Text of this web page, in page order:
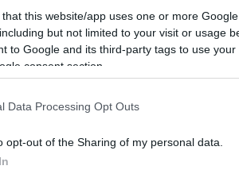
that this website/app uses one or more
but not limited to your visit or usage
to Google and its third-party tags to use
consent section.
Data Processing Opt Outs
opt-out of the Sharing of my personal data.